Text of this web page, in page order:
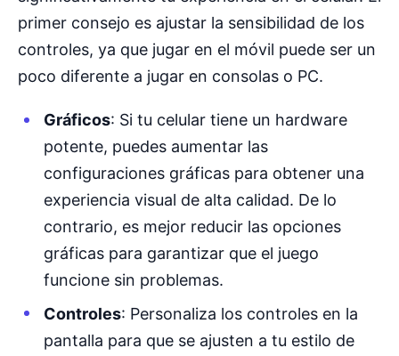
primer consejo es ajustar la sensibilidad de los
controles, ya que jugar en el móvil puede ser un
poco diferente a jugar en consolas o PC.
Gráficos: Si tu celular tiene un hardware
potente, puedes aumentar las
configuraciones gráficas para obtener una
experiencia visual de alta calidad. De lo
contrario, es mejor reducir las opciones
gráficas para garantizar que el juego
funcione sin problemas.
Controles: Personaliza los controles en la
pantalla para que se ajusten a tu estilo de